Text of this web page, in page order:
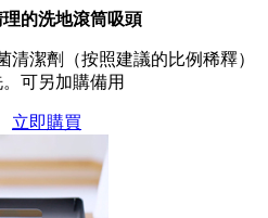
的洗地滾筒吸頭
清潔劑（按照建議的比例稀釋）
可另加購備用
立即購買